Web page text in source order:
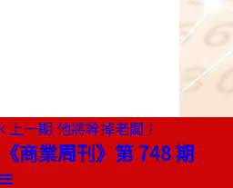
上一期 他將幹掉老闆！
《商業周刊》第 748 期